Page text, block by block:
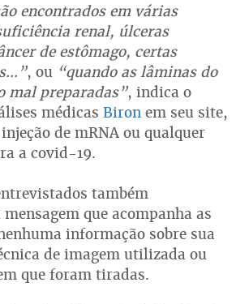
encontrados em várias
renal, úlceras
de estômago, certas
, ou “quando as lâminas do
mal preparadas”, indica o
médicas Biron em seu site,
de mRNA ou qualquer
a covid-19.
também
que acompanha as
informação sobre sua
de imagem utilizada ou
que foram tiradas.